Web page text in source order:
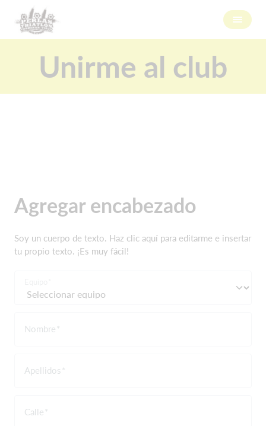
Unirme al club
Agregar encabezado
Soy un cuerpo de texto. Haz clic aquí para editarme e insertar
tu propio texto. ¡Es muy fácil!
Nombre
Apellidos
Calle